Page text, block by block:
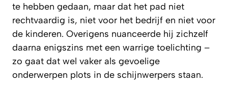
te hebben gedaan, maar dat het pad niet
rechtvaardig is, niet voor het bedrijf en niet voor
de kinderen. Overigens nuanceerde hij zichzelf
daarna enigszins met een warrige toelichting –
zo gaat dat wel vaker als gevoelige
onderwerpen plots in de schijnwerpers staan.